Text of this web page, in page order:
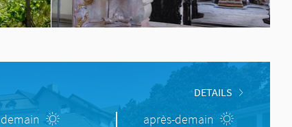
DETAILS
demain après-demain